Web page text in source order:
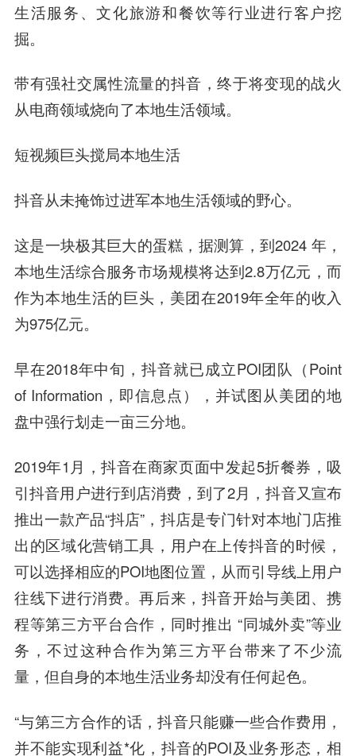
生活服务、文化旅游和餐饮等行业进行客户挖
掘。
带有强社交属性流量的抖音，终于将变现的战火
从电商领域烧向了本地生活领域。
短视频巨头搅局本地生活
抖音从未掩饰过进军本地生活领域的野心。
这是一块极其巨大的蛋糕，据测算，到2024 年，
本地生活综合服务市场规模将达到2.8万亿元，而
作为本地生活的巨头，美团在2019年全年的收入
为975亿元。
早在2018年中旬，抖音就已成立POI团队（Point
of Information，即信息点），并试图从美团的地
盘中强行划走一亩三分地。
2019年1月，抖音在商家页面中发起5折餐券，吸
引抖音用户进行到店消费，到了2月，抖音又宣布
推出一款产品“抖店”，抖店是专门针对本地门店推
出的区域化营销工具，用户在上传抖音的时候，
可以选择相应的POI地图位置，从而引导线上用户
往线下进行消费。再后来，抖音开始与美团、携
程等第三方平台合作，同时推出 “同城外卖”等业
务，不过这种合作为第三方平台带来了不少流
量，但自身的本地生活业务却没有任何起色。
“与第三方合作的话，抖音只能赚一些合作费用，
并不能实现利益*化，抖音的POI及业务形态，相